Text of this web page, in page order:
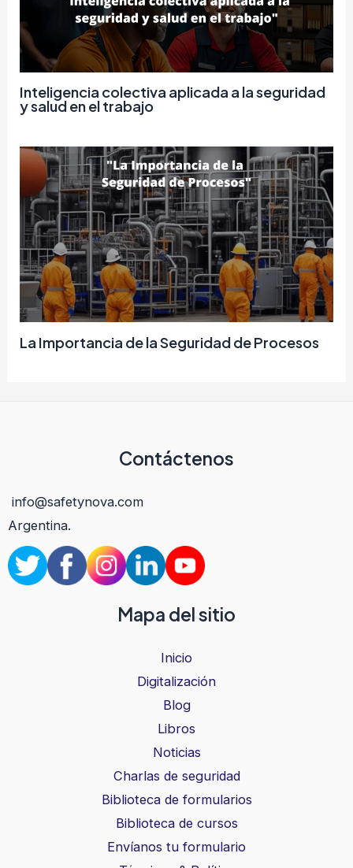
Inteligencia colectiva aplicada a la seguridad
y salud en el trabajo
La Importancia de la Seguridad de Procesos
Contáctenos
info@safetynova.com
Argentina.
Mapa del sitio
Inicio
Digitalización
Blog
Libros
Noticias
Charlas de seguridad
Biblioteca de formularios
Biblioteca de cursos
Envíanos tu formulario